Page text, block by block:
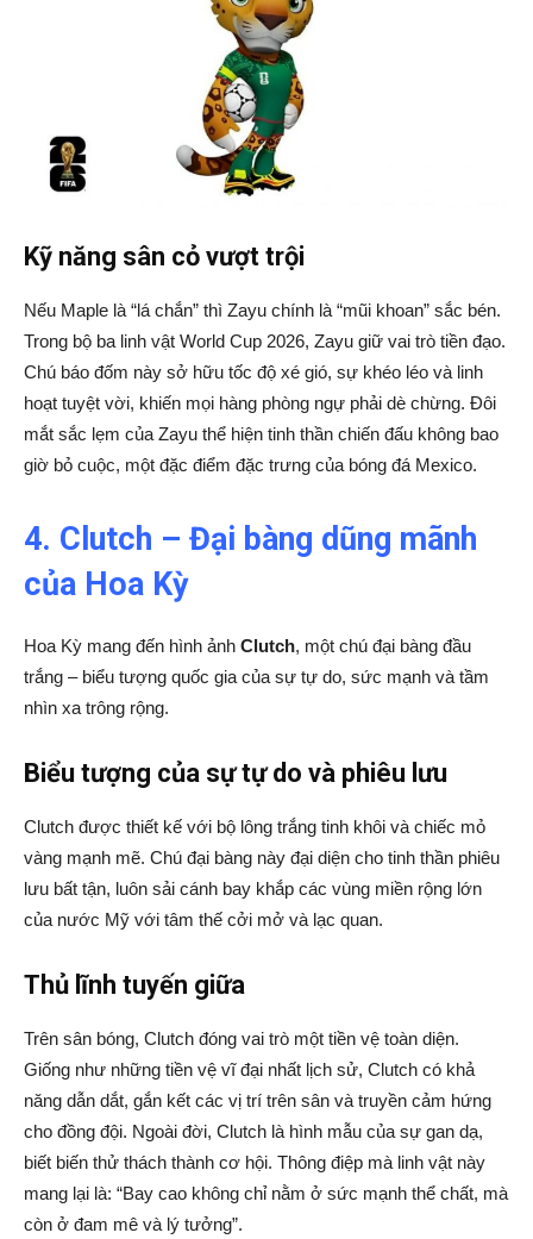
Kỹ năng sân cỏ vượt trội
Nếu Maple là “lá chắn” thì Zayu chính là “mũi khoan” sắc bén.
Trong bộ ba linh vật World Cup 2026, Zayu giữ vai trò tiền đạo.
Chú báo đốm này sở hữu tốc độ xé gió, sự khéo léo và linh
hoạt tuyệt vời, khiến mọi hàng phòng ngự phải dè chừng. Đôi
mắt sắc lẹm của Zayu thể hiện tinh thần chiến đấu không bao
giờ bỏ cuộc, một đặc điểm đặc trưng của bóng đá Mexico.
4. Clutch – Đại bàng dũng mãnh
của Hoa Kỳ
Hoa Kỳ mang đến hình ảnh Clutch, một chú đại bàng đầu
trắng – biểu tượng quốc gia của sự tự do, sức mạnh và tầm
nhìn xa trông rộng.
Biểu tượng của sự tự do và phiêu lưu
Clutch được thiết kế với bộ lông trắng tinh khôi và chiếc mỏ
vàng mạnh mẽ. Chú đại bàng này đại diện cho tinh thần phiêu
lưu bất tận, luôn sải cánh bay khắp các vùng miền rộng lớn
của nước Mỹ với tâm thế cởi mở và lạc quan.
Thủ lĩnh tuyến giữa
Trên sân bóng, Clutch đóng vai trò một tiền vệ toàn diện.
Giống như những tiền vệ vĩ đại nhất lịch sử, Clutch có khả
năng dẫn dắt, gắn kết các vị trí trên sân và truyền cảm hứng
cho đồng đội. Ngoài đời, Clutch là hình mẫu của sự gan dạ,
biết biến thử thách thành cơ hội. Thông điệp mà linh vật này
mang lại là: “Bay cao không chỉ nằm ở sức mạnh thể chất, mà
còn ở đam mê và lý tưởng”.